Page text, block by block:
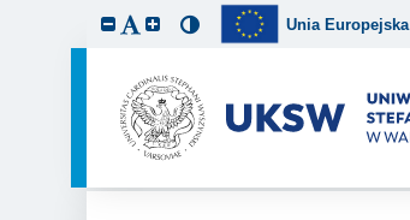
Unia Europejska